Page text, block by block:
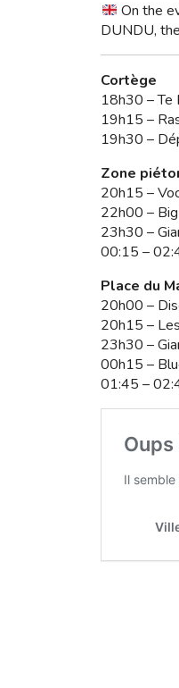
On the
DUNDU,
Cortège
18h30 – Te
19h15 –
19h30 –
Zone
20h15 –
22h00 –
23h30 –
00:15 –
Place du
20h00 –
20h15 –
23h30 –
00h15 –
01:45 –